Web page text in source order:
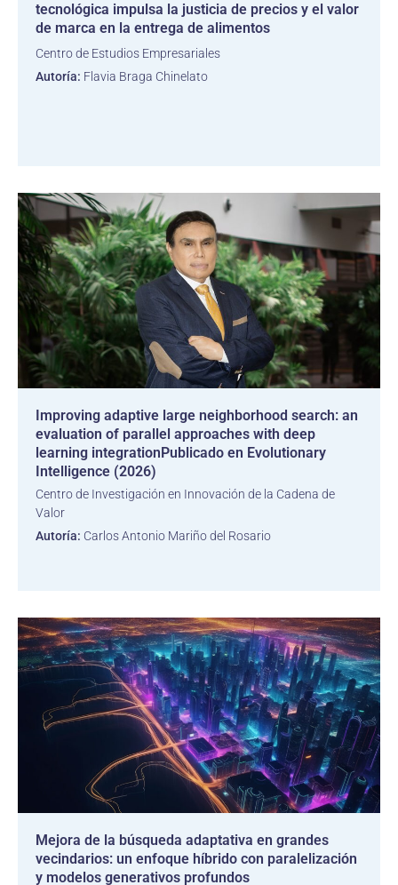
tecnológica impulsa la justicia de precios y el valor
de marca en la entrega de alimentos
Centro de Estudios Empresariales
Autoría: Flavia Braga Chinelato
Improving adaptive large neighborhood search: an
evaluation of parallel approaches with deep
learning integrationPublicado en Evolutionary
Intelligence (2026)
Centro de Investigación en Innovación de la Cadena de
Valor
Autoría: Carlos Antonio Mariño del Rosario
Mejora de la búsqueda adaptativa en grandes
vecindarios: un enfoque híbrido con paralelización
y modelos generativos profundos